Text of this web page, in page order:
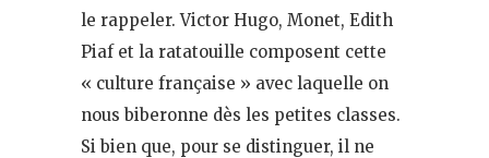
le rappeler. Victor Hugo, Monet, Edith
Piaf et la ratatouille composent cette
« culture française » avec laquelle on
nous biberonne dès les petites classes.
Si bien que, pour se distinguer, il ne